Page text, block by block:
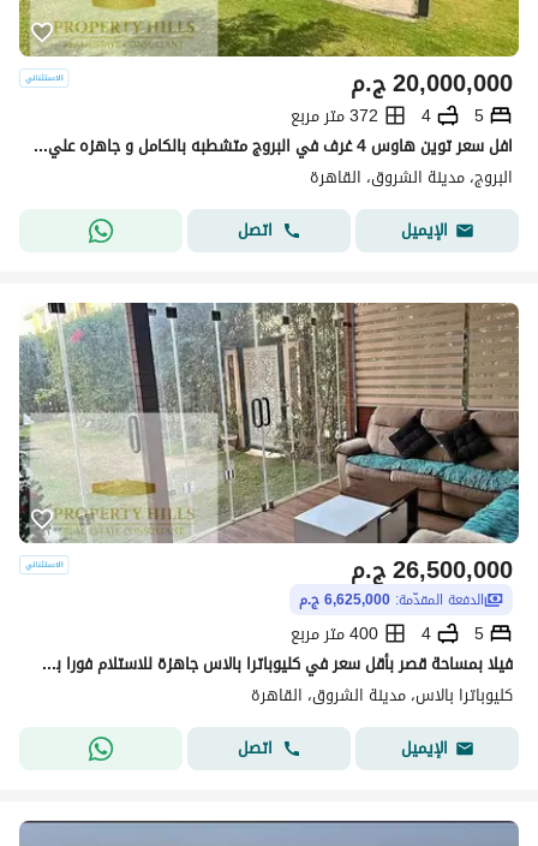
ج.م20,000,000
5
4
372 متر مربع
افل سعر توين هاوس 4 غرف في البروج متشطبه بالكامل و جاهزه علي السكن بفيو مفنوح علي اللاند سكيب بالتقسيط
البروج، مدينة الشروق، القاهرة
الإيميل
اتصل
ج.م26,500,000
الدفعة المقدّمة: 6,625,000 ج.م
5
4
400 متر مربع
فيلا بمساحة قصر بأقل سعر في كليوباترا بالاس جاهزة للاستلام فورا بمجرد التعاقد و تقدر تنزل تعاين من النهارده
كليوباترا بالاس، مدينة الشروق، القاهرة
الإيميل
اتصل